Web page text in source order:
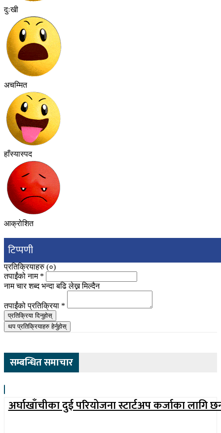
दुःखी
अचम्मित
हाँस्यास्पद
आक्रोशित
टिप्पणी
प्रतिक्रियाहरु (०)
तपाईंको नाम *
नाम चार शब्द भन्दा बढि लेख्न मिल्दैन
तपाईंको प्रतिक्रिया *
प्रतिक्रिया दिनुहोस्
थप प्रतिक्रियाहरु हेर्नुहोस्
सम्बन्धित समाचार
अर्घाखाँचीका दुई परियोजना स्टार्टअप कर्जाका लागि